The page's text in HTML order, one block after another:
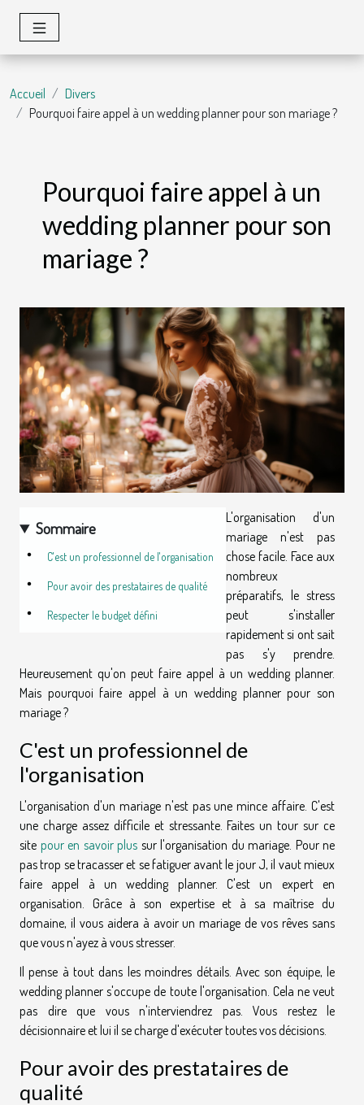
Accueil
Divers
Pourquoi faire appel à un wedding planner pour son mariage ?
Pourquoi faire appel à un
wedding planner pour son
mariage ?
Sommaire
C'est un professionnel de l'organisation
Pour avoir des prestataires de qualité
Respecter le budget défini
L'organisation d'un
mariage n'est pas
chose facile. Face aux
nombreux
préparatifs, le stress
peut s'installer
rapidement si ont sait
pas s'y prendre.
Heureusement qu'on peut faire appel à un wedding planner.
Mais pourquoi faire appel à un wedding planner pour son
mariage ?
C'est un professionnel de
l'organisation
L'organisation d'un mariage n'est pas une mince affaire. C'est
une charge assez difficile et stressante. Faites un tour sur ce
site pour en savoir plus sur l'organisation du mariage. Pour ne
pas trop se tracasser et se fatiguer avant le jour J, il vaut mieux
faire appel à un wedding planner. C'est un expert en
organisation. Grâce à son expertise et à sa maîtrise du
domaine, il vous aidera à avoir un mariage de vos rêves sans
que vous n'ayez à vous stresser.
Il pense à tout dans les moindres détails. Avec son équipe, le
wedding planner s'occupe de toute l'organisation. Cela ne veut
pas dire que vous n'interviendrez pas. Vous restez le
décisionnaire et lui il se charge d'exécuter toutes vos décisions.
Pour avoir des prestataires de
qualité